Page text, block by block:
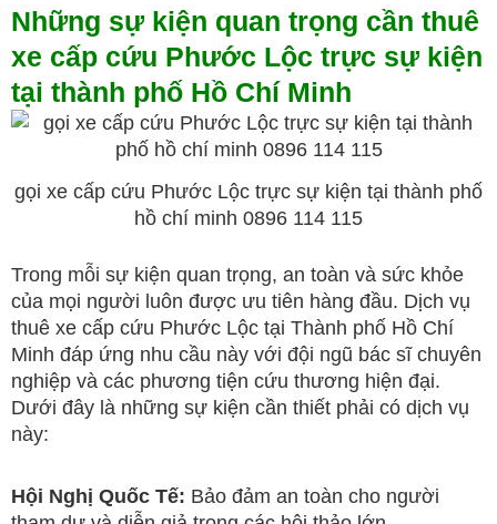
Những sự kiện quan trọng cần thuê
xe cấp cứu Phước Lộc trực sự kiện
tại thành phố Hồ Chí Minh
gọi xe cấp cứu Phước Lộc trực sự kiện tại thành phố
hồ chí minh 0896 114 115
Trong mỗi sự kiện quan trọng, an toàn và sức khỏe
của mọi người luôn được ưu tiên hàng đầu. Dịch vụ
thuê xe cấp cứu Phước Lộc tại Thành phố Hồ Chí
Minh đáp ứng nhu cầu này với đội ngũ bác sĩ chuyên
nghiệp và các phương tiện cứu thương hiện đại.
Dưới đây là những sự kiện cần thiết phải có dịch vụ
này:
Hội Nghị Quốc Tế: Bảo đảm an toàn cho người